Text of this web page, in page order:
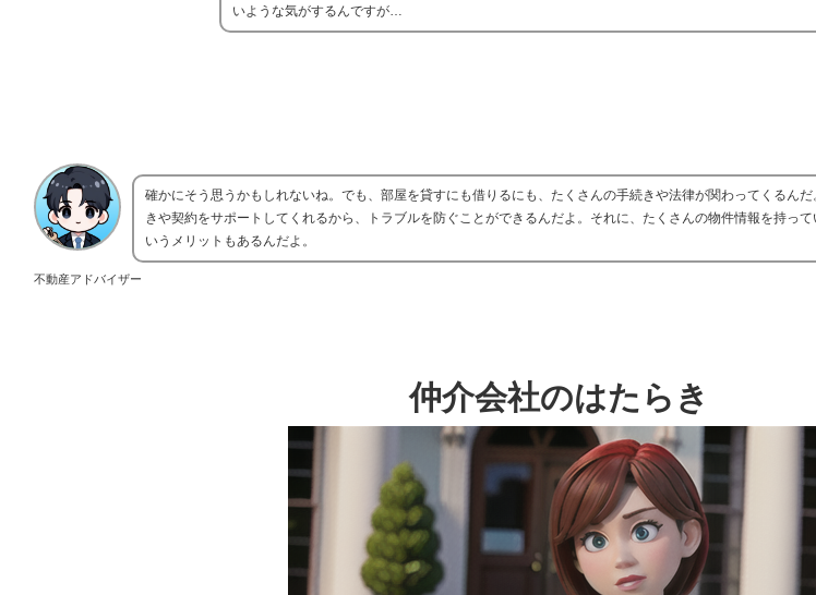
いような気がするんですが…
不動産アドバイザー
確かにそう思うかもしれないね。でも、部屋を貸すにも借りるにも、たくさんの手続きや法律が関わってくるん
きや契約をサポートしてくれるから、トラブルを防ぐことができるんだよ。それに、たくさんの物件情報を持っ
いうメリットもあるんだよ。
仲介会社のはたらき